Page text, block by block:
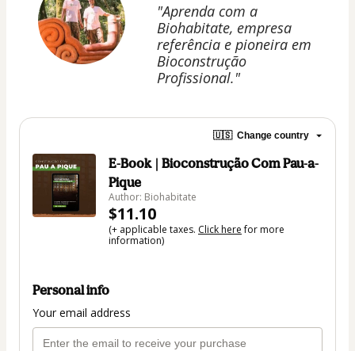
"Aprenda com a
Biohabitate, empresa
referência e pioneira em
Bioconstrução
Profissional."
🇺🇸 Change country
E-Book | Bioconstrução Com Pau-a-
Pique
Author: Biohabitate
$11.10
(+ applicable taxes. Click herefor more
information)
Personal info
Your email address